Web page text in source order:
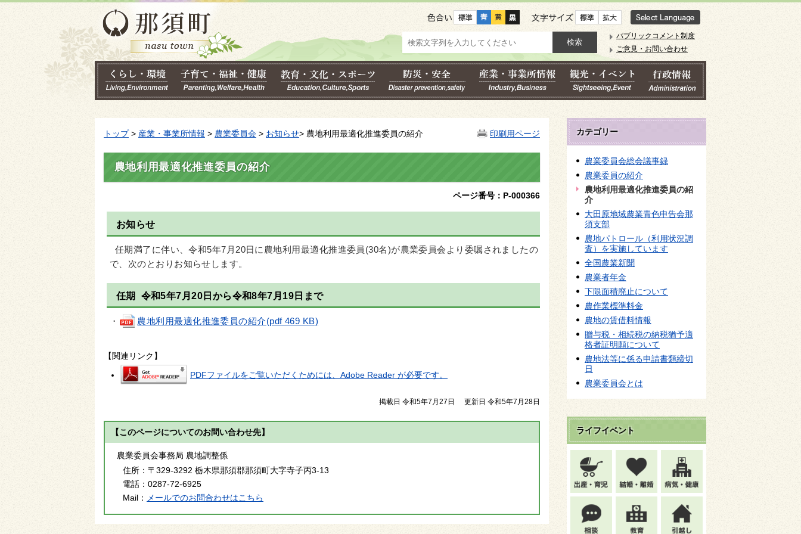
色合い 文字サイズ
パブリックコメント制度
ご意見・お問い合わせ
印刷用ページ
トップ> 産業・事業所情報 > 農業委員会 > お知らせ> 農地利用最適化推進委員の紹介
農地利用最適化推進委員の紹介
ページ番号：P-000366
お知らせ
任期満了に伴い、令和5年7月20日に農地利用最適化推進委員(30名)が農業委員会より委嘱されましたの
で、次のとおりお知らせします。
任期 令和5年7月20日から令和8年7月19日まで
・ 農地利用最適化推進委員の紹介(pdf 469 KB)
【関連リンク】
PDFファイルをご覧いただくためには、Adobe Reader が必要です。
掲載日 令和5年7月27日 更新日 令和5年7月28日
【このページについてのお問い合わせ先】
農業委員会事務局 農地調整係
住所： 〒329-3292 栃木県那須郡那須町大字寺子丙3-13
電話： 0287-72-6925
Mail： メールでのお問合わせはこちら
カテゴリー
農業委員会総会議事録
農業委員の紹介
農地利用最適化推進委員の紹
介
大田原地域農業青色申告会那
須支部
農地パトロール（利用状況調
査）を実施しています
全国農業新聞
農業者年金
下限面積廃止について
農作業標準料金
農地の賃借料情報
贈与税・相続税の納税猶予適
格者証明願について
農地法等に係る申請書類締切
日
農業委員会とは
ライフイベント